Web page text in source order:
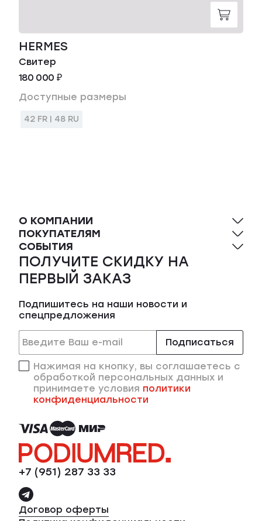
HERMES
Свитер
180 000 ₽
Доступные размеры
42 FR | 48 RU
+7 (951) 287 33 33
Договор оферты
О КОМПАНИИ
ПОКУПАТЕЛЯМ
СОБЫТИЯ
ПОЛУЧИТЕ СКИДКУ НА
ПЕРВЫЙ ЗАКАЗ
Подпишитесь на наши новости и
спецпредложения
Подписаться
Нажимая на кнопку, вы соглашаетесь с
обработкой персональных данных и
принимаете условия политики
конфиденциальности